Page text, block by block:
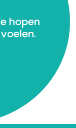
hopen
te
Next